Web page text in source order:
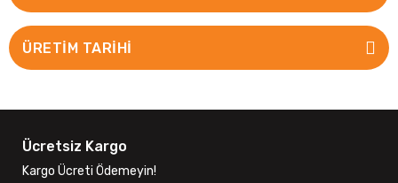
ÜRETİM TARİHİ
Ücretsiz Kargo
Kargo Ücreti Ödemeyin!